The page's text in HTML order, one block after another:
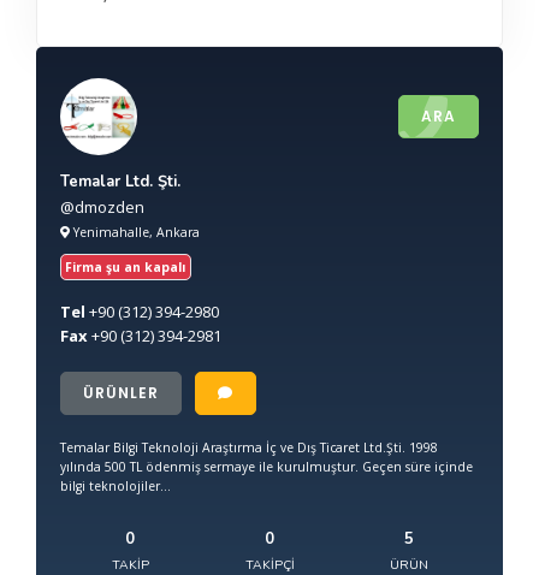
ARA
Temalar Ltd. Şti.
@dmozden
Yenimahalle, Ankara
Firma şu an kapalı
Tel +90(312) 394-2980
Fax+90(312) 394-2981
ÜRÜNLER
Temalar Bilgi Teknoloji Araştırma İç ve Dış Ticaret Ltd.Şti. 1998
yılında 500 TL ödenmiş sermaye ile kurulmuştur. Geçen süre içinde
bilgi teknolojiler...
0
TAKIP
0
TAKIPÇI
5
ÜRÜN